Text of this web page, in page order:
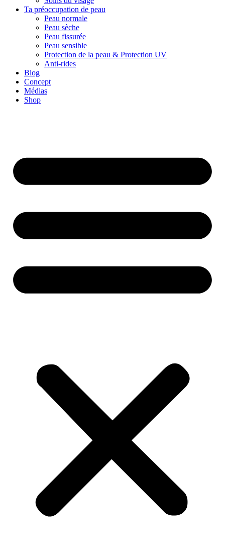
Ta préoccupation de peau
Peau normale
Peau sèche
Peau fissurée
Peau sensible
Protection de la peau & Protection UV
Anti-rides
Blog
Concept
Médias
Shop